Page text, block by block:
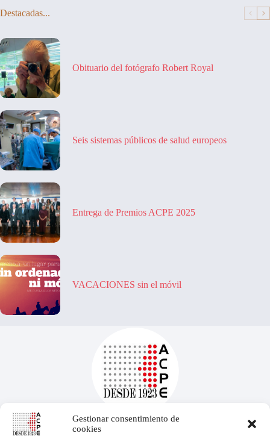
Gestionar consentimiento de
cookies
Destacadas...
Obituario del fotógrafo Robert Royal
Seis sistemas públicos de salud europeos
Entrega de Premios ACPE 2025
VACACIONES sin el móvil